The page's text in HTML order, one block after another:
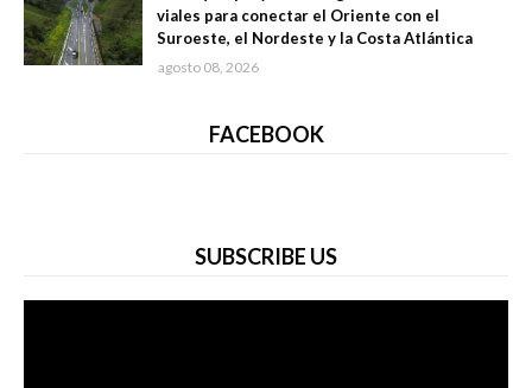
viales para conectar el Oriente con el
Suroeste, el Nordeste y la Costa Atlántica
agosto 08, 2026
FACEBOOK
SUBSCRIBE US